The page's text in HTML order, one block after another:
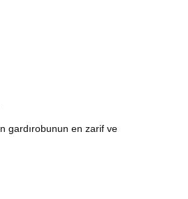
gardırobunun en zarif ve